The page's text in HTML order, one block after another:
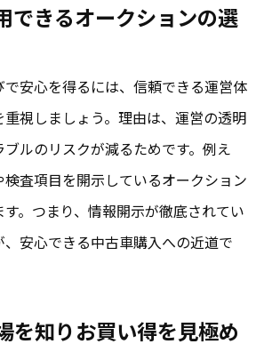
できるオークションの選
安心を得るには、信頼できる運営体
視しましょう。理由は、運営の透明
ルのリスクが減るためです。例え
査項目を開示しているオークション
。つまり、情報開示が徹底されてい
、安心できる中古車購入への近道で
を知りお買い得を見極め